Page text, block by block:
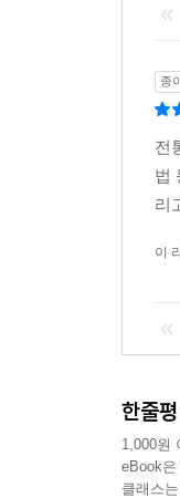
종
전
법
리
이
한줄평
1,000원
eBook
클래스